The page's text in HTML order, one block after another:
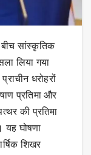
सांस्कृतिक
लिया गया
धरोहरों
प्रतिमा और
की प्रतिमा
यह घोषणा
शिखर